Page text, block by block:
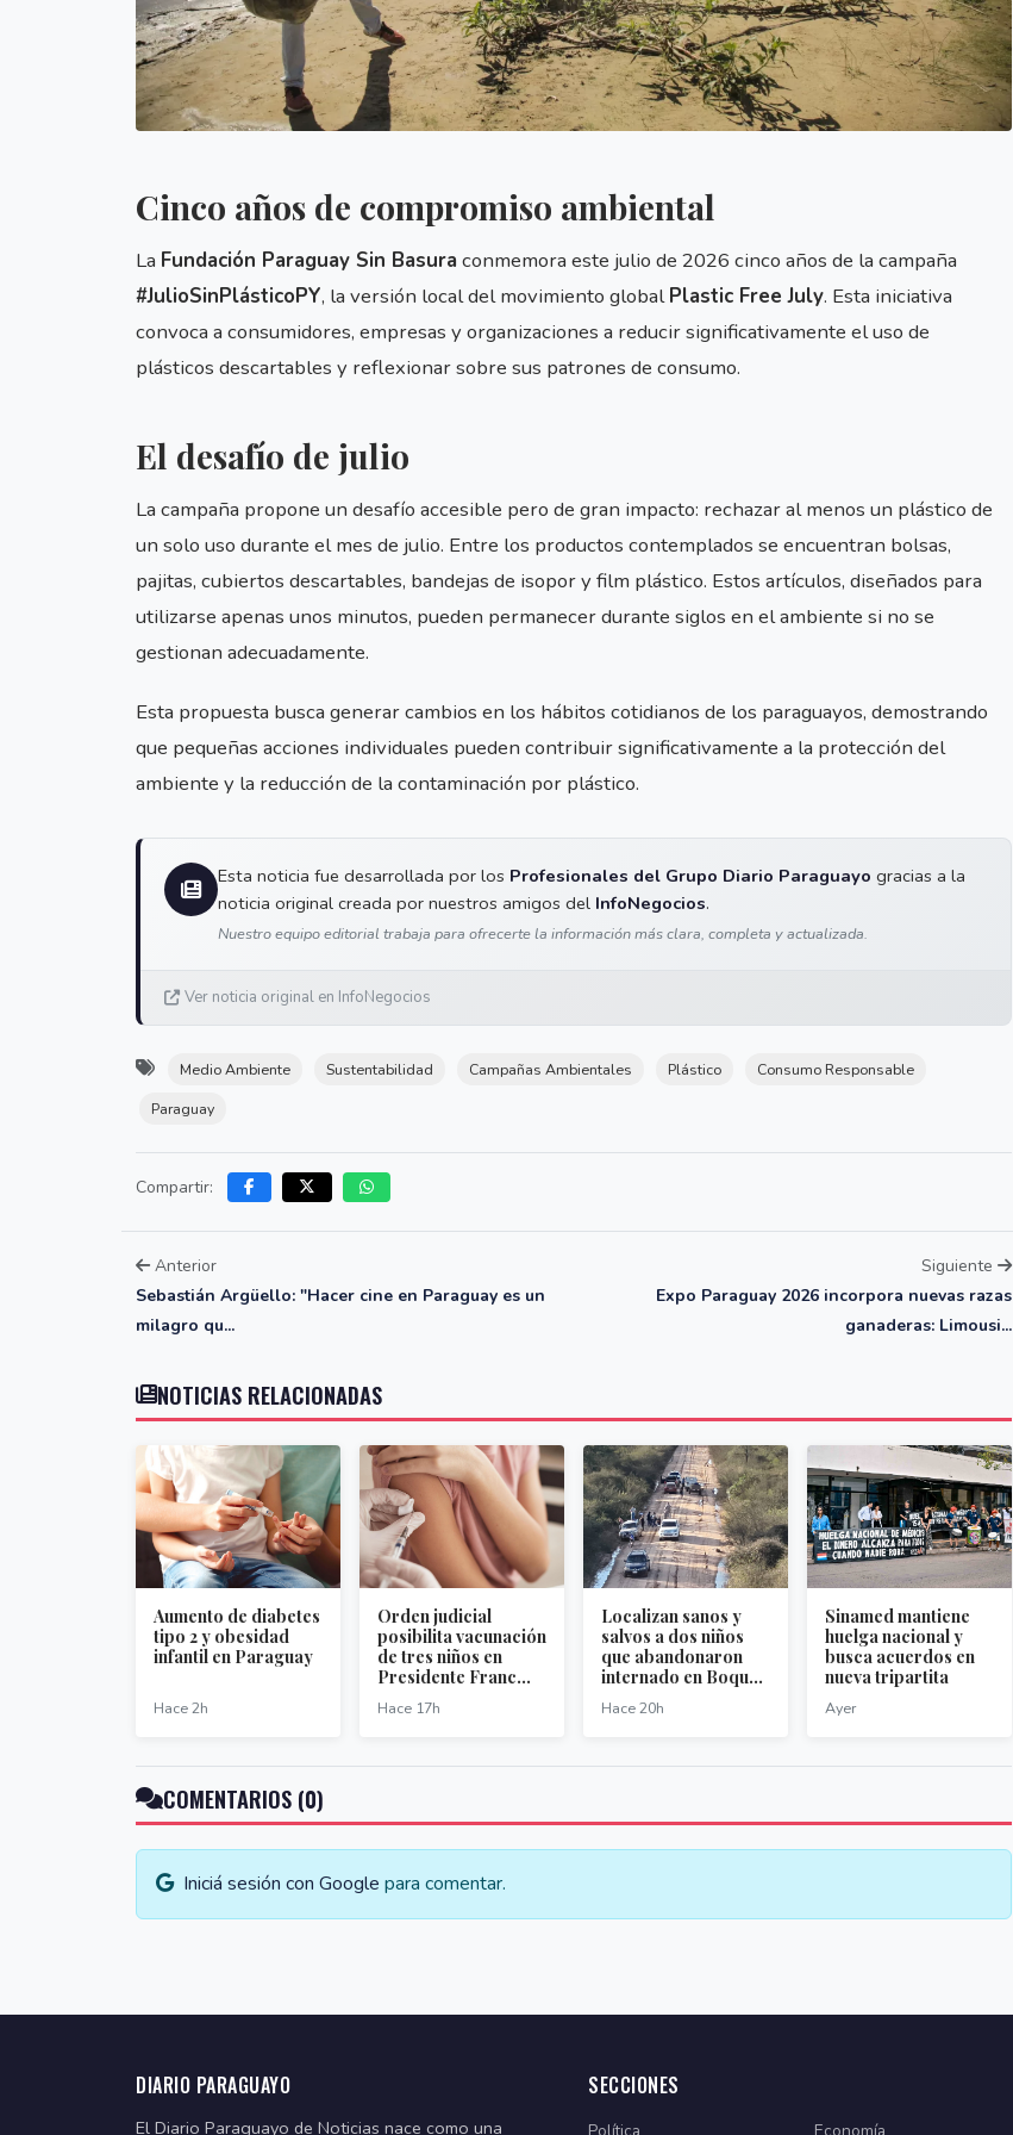
Cinco años de compromiso ambiental
La Fundación Paraguay Sin Basura conmemora este julio de 2026 cinco años de la campaña
#JulioSinPlásticoPY, la versión local del movimiento globalPlastic Free July. Esta iniciativa
convoca a consumidores, empresas y organizaciones a reducir significativamente el uso de
plásticos descartables y reflexionar sobre sus patrones de consumo.
El desafío de julio
La campaña propone un desafío accesible pero de gran impacto: rechazar al menos un plástico de
un solo uso durante el mes de julio. Entre los productos contemplados se encuentran bolsas,
pajitas, cubiertos descartables, bandejas de isopor y film plástico. Estos artículos, diseñados para
utilizarse apenas unos minutos, pueden permanecer durante siglos en el ambiente si no se
gestionan adecuadamente.
Esta propuesta busca generar cambios en los hábitos cotidianos de los paraguayos, demostrando
que pequeñas acciones individuales pueden contribuir significativamente a la protección del
ambiente y la reducción de la contaminación por plástico.
Esta noticia fue desarrollada por los Profesionales del Grupo Diario Paraguayo gracias a la
noticia original creada por nuestros amigos del InfoNegocios.
Nuestro equipo editorial trabaja para ofrecerte la información más clara, completa y actualizada.
Ver noticia original en InfoNegocios
Medio Ambiente Sustentabilidad Campañas Ambientales Plástico
Consumo Responsable
Paraguay
Compartir:
Anterior
Sebastián Argüello: "Hacer cine en Paraguay es un
milagro qu...
Siguiente
Expo Paraguay 2026 incorpora nuevas razas
ganaderas: Limousi...
NOTICIAS RELACIONADAS
Aumento de diabetes
tipo 2 y obesidad
infantil en Paraguay
Hace 2h
Orden judicial
posibilita vacunación
de tres niños en
Presidente Franc...
Hace 17h
Localizan sanos y
salvos a dos niños
que abandonaron
internado en Boqu...
Hace 20h
Sinamed mantiene
huelga nacional y
busca acuerdos en
nueva tripartita
Ayer
COMENTARIOS (0)
Iniciá sesión con Google para comentar.
DIARIO PARAGUAYO
El Diario Paraguayo de Noticias nace como una
SECCIONES